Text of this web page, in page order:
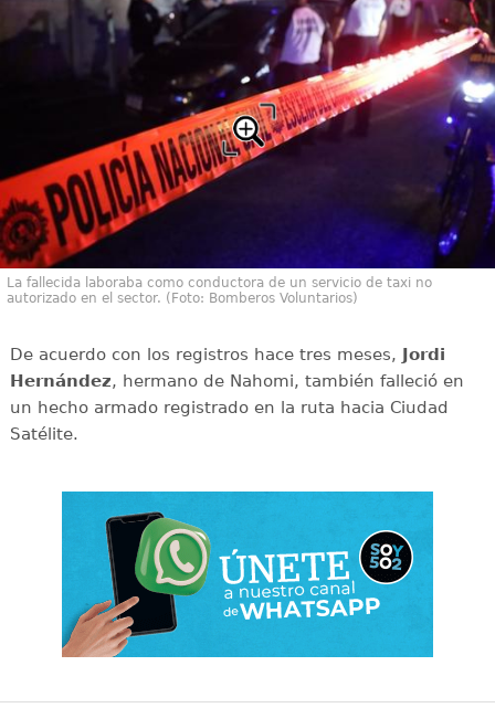
La fallecida laboraba como conductora de un servicio de taxi no
autorizado en el sector. (Foto: Bomberos Voluntarios)
De acuerdo con los registros hace tres meses, Jordi
Hernández, hermano de Nahomi, también falleció en
un hecho armado registrado en la ruta hacia Ciudad
Satélite.